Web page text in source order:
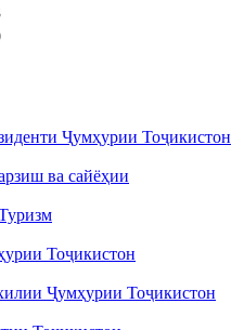
Ҷумҳурии Тоҷикистон
ва сайёҳии
Тоҷикистон
Ҷумҳурии Тоҷикистон